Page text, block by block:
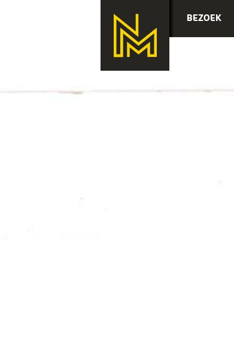
BEZOEK